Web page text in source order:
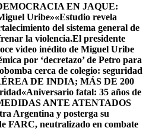
EN JAQUE:
Uribe»«Estudio revela
del sistema general de
la violencia.El presidente
video inédito de Miguel Uribe
por ‘decretazo’ de Petro para
cerca de colegio: seguridad
DE INDIA; MÁS DE 200
«Aniversario fatal: 35 años de
ANTE ATENTADOS
Argentina y posterga su
FARC, neutralizado en combate